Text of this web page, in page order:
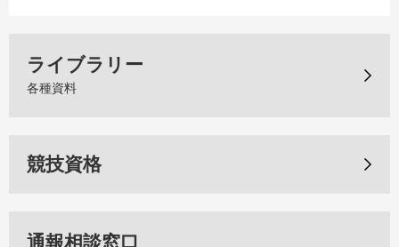
ライブラリー
各種資料
競技資格
通報相談窓口